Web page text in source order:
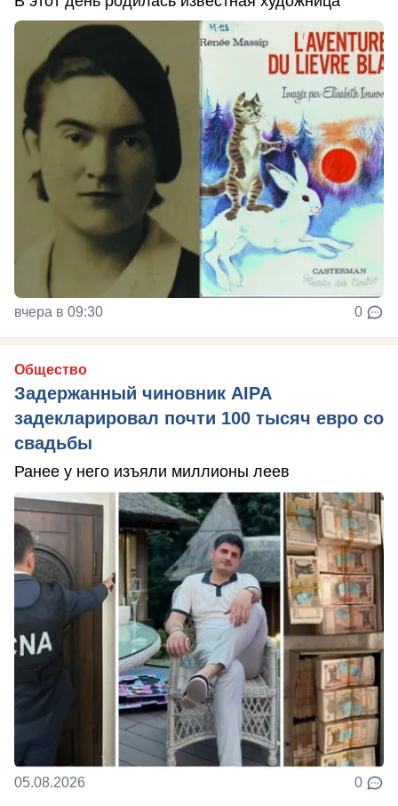
вчера в 09:30 0
Общество
Задержанный чиновник AIPA
задекларировал почти 100 тысяч евро со
свадьбы
Ранее у него изъяли миллионы леев
05.08.2026 0